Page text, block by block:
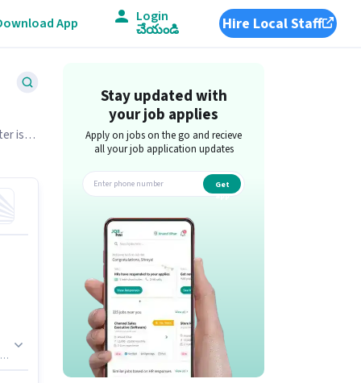
App Login
చేయండి Hire Local Staff
is
Stay updated with
your job applies
Apply on jobs on the go and recieve
all your job application updates
Get
app